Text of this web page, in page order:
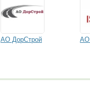
АО ДорСтрой АО